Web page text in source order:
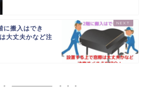
に搬入はでき
大丈夫かなど注